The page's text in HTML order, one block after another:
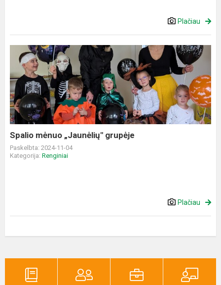
Plačiau
Spalio
mėnuo „Jaunėlių"
grupėje
Spalio mėnuo „Jaunėlių" grupėje
Paskelbta: 2024-11-04
Kategorija: Renginiai
Plačiau